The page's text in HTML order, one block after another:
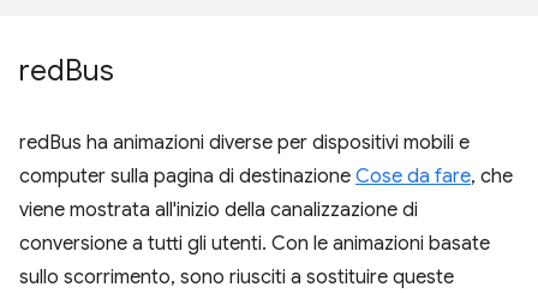
redBus
redBus ha animazioni diverse per dispositivi mobili e
computer sulla pagina di destinazione Cose da fare, che
viene mostrata all'inizio della canalizzazione di
conversione a tutti gli utenti. Con le animazioni basate
sullo scorrimento, sono riusciti a sostituire queste